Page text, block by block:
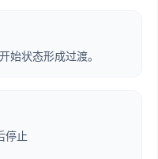
始状态形成过渡。
停止